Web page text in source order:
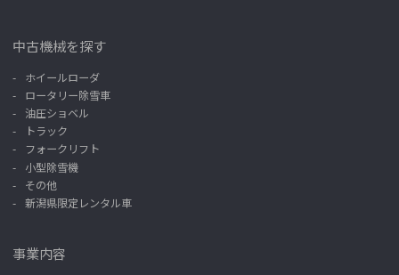
中古機械を探す
ホイールローダ
ロータリー除雪車
油圧ショベル
トラック
フォークリフト
小型除雪機
その他
新潟県限定レンタル車
事業内容